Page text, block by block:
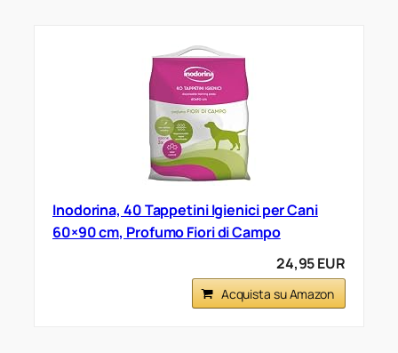
Inodorina, 40 Tappetini Igienici per Cani
60×90 cm, Profumo Fiori di Campo
24,95 EUR
Acquista su Amazon